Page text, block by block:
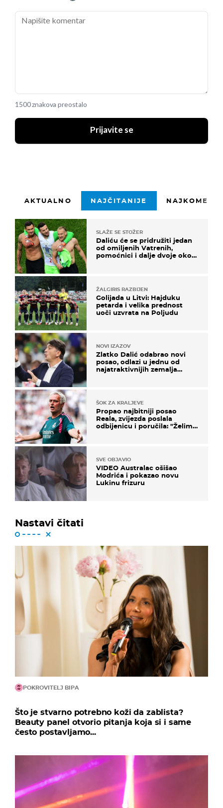
1500 znakova preostalo
Prijavite se
AKTUALNO NAJČITANIJE
SLAŽE SE STOŽER
Daliću će se pridružiti jedan
od omiljenih Vatrenih,
pomoćnici i dalje dvoje oko
ŽALGIRIS RAZBIJEN
Golijada u Litvi: Hajduku
petarda i velika prednost
uoči uzvrata na Poljudu
NOVI IZAZOV
Zlatko Dalić odabrao novi
posao, odlazi u jednu od
najatraktivnijih zemalja
ŠOK ZA KRALJEVE
Propao najbitniji posao
Reala, zvijezda poslala
odbijenicu i poručila: "Želim
SVE OBJAVIO
VIDEO Australac ošišao
Modrića i pokazao novu
Lukinu frizuru
Nastavi čitati
POKROVITELJ BIPA
Što je stvarno potrebno koži da zablista?
Beauty panel otvorio pitanja koja si i same
često postavljamo...